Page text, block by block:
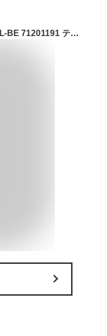
ロゴス（LOGOS）neosエーコンリビングドームL-BE 71201191 テント キャンプ 大型 ファミリー